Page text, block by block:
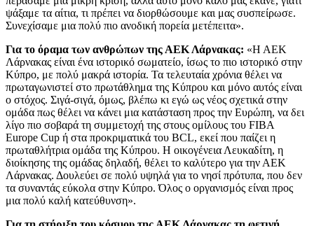
ψάξαμε τα αίτια, τι πρέπει να διορθώσουμε και μας συσπείρωσε.
Συνεχίσαμε μια πολύ πιο ανοδική πορεία μετέπειτα».
Για το όραμα των ανθρώπων της ΑΕΚ Λάρνακας: «Η ΑΕΚ
Λάρνακας είναι ένα ιστορικό σωματείο, ίσως το πιο ιστορικό στην
Κύπρο, με πολύ μακρά ιστορία. Τα τελευταία χρόνια θέλει να
πρωταγωνιστεί στο πρωτάθλημα της Κύπρου και μόνο αυτός είναι
ο στόχος. Σιγά-σιγά, όμως, βλέπω κι εγώ ως νέος σχετικά στην
ομάδα πως θέλει να κάνει μια κατάσταση προς την Ευρώπη, να δει
λίγο πιο σοβαρά τη συμμετοχή της στους ομίλους του FIBA
Europe Cup ή στα προκριματικά του BCL, εκεί που παίζει η
πρωταθλήτρια ομάδα της Κύπρου. Η οικογένεια Λευκαδίτη, η
διοίκησης της ομάδας δηλαδή, θέλει το καλύτερο για την ΑΕΚ
Λάρνακας. Δουλεύει σε πολύ υψηλά για το νησί πρότυπα, που δεν
τα συναντάς εύκολα στην Κύπρο. Όλος ο οργανισμός είναι προς
μια πολύ καλή κατεύθυνση».